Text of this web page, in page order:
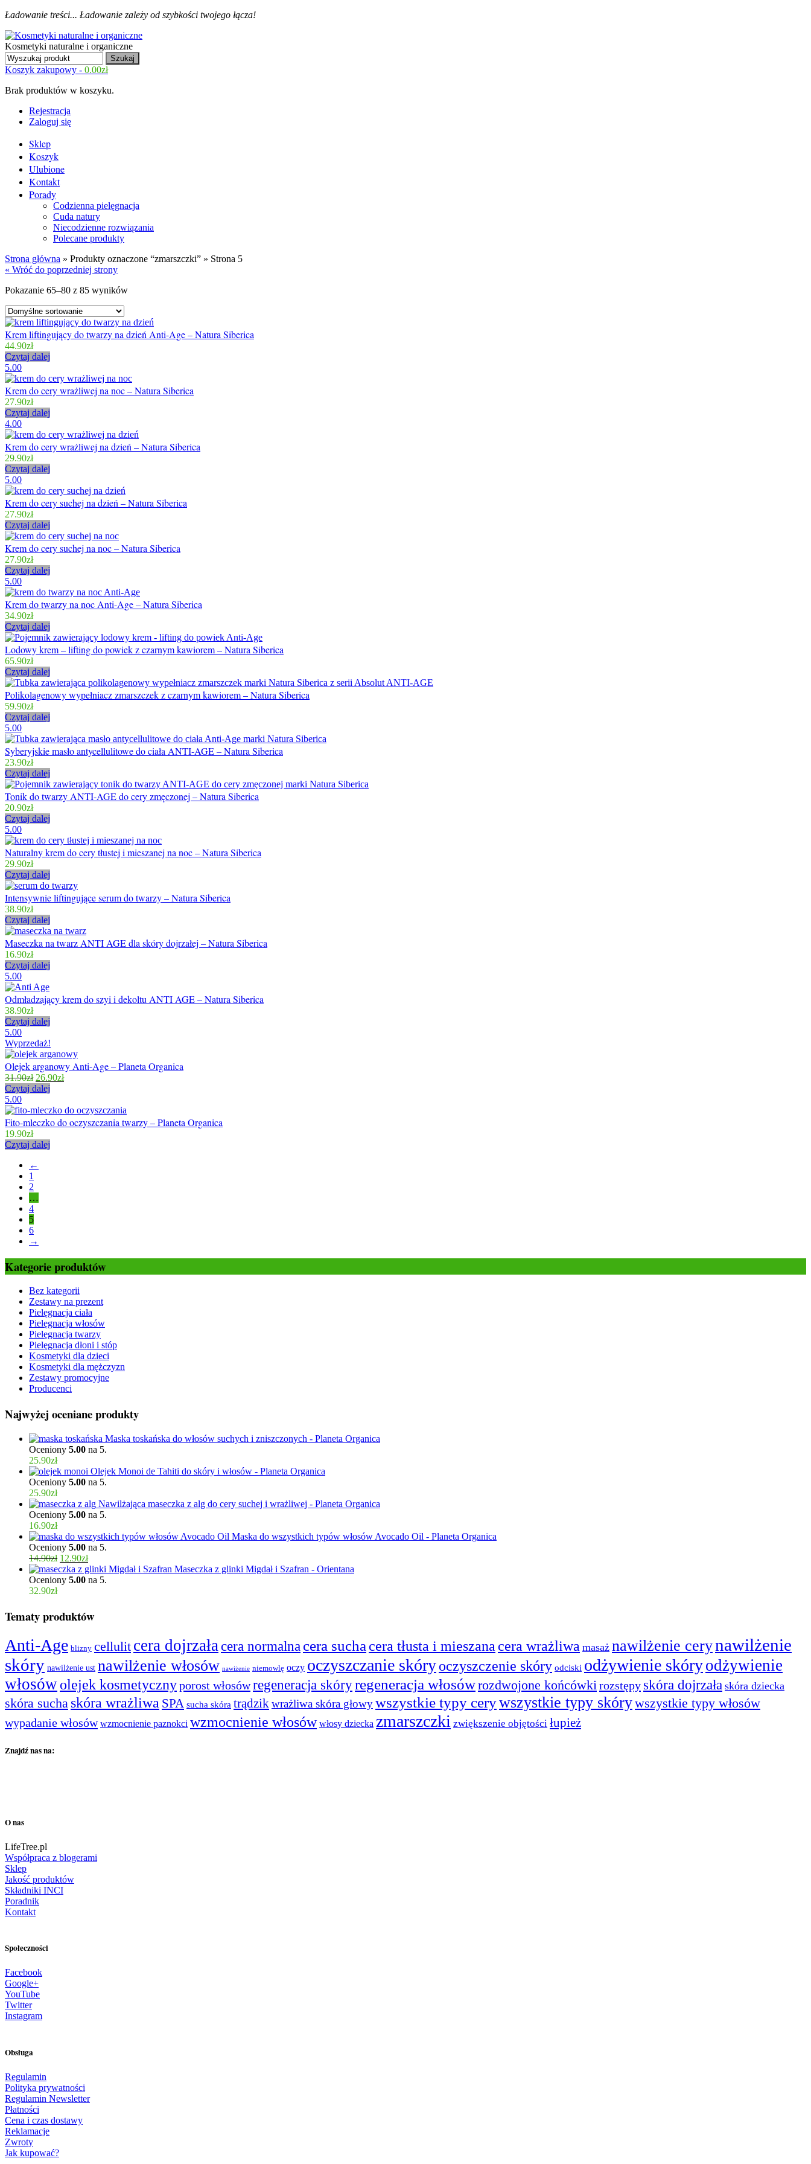
Ładowanie treści... Ładowanie zależy od szybkości twojego łącza!
Kosmetyki naturalne i organiczne
Koszyk zakupowy - 0.00zł
Brak produktów w koszyku.
Rejestracja
Zaloguj się
Sklep
Koszyk
Ulubione
Kontakt
Porady
Codzienna pielęgnacja
Cuda natury
Niecodzienne rozwiązania
Polecane produkty
Strona główna » Produkty oznaczone “zmarszczki” » Strona 5
« Wróć do poprzedniej strony
Pokazanie 65–80 z 85 wyników
Krem liftingujący do twarzy na dzień Anti-Age – Natura Siberica
44.90zł
Czytaj dalej
5.00
Krem do cery wrażliwej na noc – Natura Siberica
27.90zł
Czytaj dalej
4.00
Krem do cery wrażliwej na dzień – Natura Siberica
29.90zł
Czytaj dalej
5.00
Krem do cery suchej na dzień – Natura Siberica
27.90zł
Czytaj dalej
Krem do cery suchej na noc – Natura Siberica
27.90zł
Czytaj dalej
5.00
Krem do twarzy na noc Anti-Age – Natura Siberica
34.90zł
Czytaj dalej
Lodowy krem – lifting do powiek z czarnym kawiorem – Natura Siberica
65.90zł
Czytaj dalej
Polikolagenowy wypełniacz zmarszczek z czarnym kawiorem – Natura Siberica
59.90zł
Czytaj dalej
5.00
Syberyjskie masło antycellulitowe do ciała ANTI-AGE – Natura Siberica
23.90zł
Czytaj dalej
Tonik do twarzy ANTI-AGE do cery zmęczonej – Natura Siberica
20.90zł
Czytaj dalej
5.00
Naturalny krem do cery tłustej i mieszanej na noc – Natura Siberica
29.90zł
Czytaj dalej
Intensywnie liftingujące serum do twarzy – Natura Siberica
38.90zł
Czytaj dalej
Maseczka na twarz ANTI AGE dla skóry dojrzałej – Natura Siberica
16.90zł
Czytaj dalej
5.00
Odmładzający krem do szyi i dekoltu ANTI AGE – Natura Siberica
38.90zł
Czytaj dalej
5.00
Wyprzedaż!
Olejek arganowy Anti-Age – Planeta Organica
31.90zł 26.90zł
Czytaj dalej
5.00
Fito-mleczko do oczyszczania twarzy – Planeta Organica
19.90zł
Czytaj dalej
←
1
2
…
4
5
6
→
Kategorie produktów
Bez kategorii
Zestawy na prezent
Pielęgnacja ciała
Pielęgnacja włosów
Pielęgnacja twarzy
Pielęgnacja dłoni i stóp
Kosmetyki dla dzieci
Kosmetyki dla mężczyzn
Zestawy promocyjne
Producenci
Najwyżej oceniane produkty
Maska toskańska do włosów suchych i zniszczonych - Planeta Organica
Oceniony 5.00 na 5.
25.90zł
Olejek Monoi de Tahiti do skóry i włosów - Planeta Organica
Oceniony 5.00 na 5.
25.90zł
Nawilżająca maseczka z alg do cery suchej i wrażliwej - Planeta Organica
Oceniony 5.00 na 5.
16.90zł
Maska do wszystkich typów włosów Avocado Oil - Planeta Organica
Oceniony 5.00 na 5.
14.90zł 12.90zł
Maseczka z glinki Migdał i Szafran - Orientana
Oceniony 5.00 na 5.
32.90zł
Tematy produktów
Anti-Age blizny cellulit cera dojrzałacera normalna cera sucha cera tłusta i mieszanacera wrażliwa masaż nawilżenie cerynawilżenie
skóry nawilżenie ust nawilżenie włosów nawiżenie niemowlę oczy oczyszczanie skóryoczyszczenie skóry odciski odżywienie skóryodżywienie
włosówolejek kosmetycznyporost włosówregeneracja skóryregeneracja włosówrozdwojone końcówkirozstępy skóra dojrzała skóra dziecka
skóra sucha skóra wrażliwa SPA sucha skóra trądzikwrażliwa skóra głowywszystkie typy cerywszystkie typy skórywszystkie typy włosów
wypadanie włosów wzmocnienie paznokci wzmocnienie włosów włosy dziecka zmarszczki zwiększenie objętości łupież
Znajdź nas na:
O nas
LifeTree.pl
Współpraca z blogerami
Sklep
Jakość produktów
Składniki INCI
Poradnik
Kontakt
Społeczności
Facebook
Google+
YouTube
Twitter
Instagram
Obsługa
Regulamin
Polityka prywatności
Regulamin Newsletter
Płatności
Cena i czas dostawy
Reklamacje
Zwroty
Jak kupować?